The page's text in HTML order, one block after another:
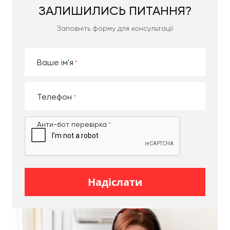
Вантажники фірми надають клієнтам великий
перелік різного роду послуг. Це розбирання ліжок
та їх надійна упаковка, мувінг до потрібного місця
перевозимо у зібраному вигляді, але це
Якщо ж ліжко габаритне, варто розуміти, що у
отвори. Тому наші вантажники частково або
повністю його розбиратимуть. Можете не
хвилюватися про збереження свого майна, адже
ми на професійному рівні навчилися виконувати
Комплексна доставка
Надаємо послуги клієнтам у комплексі. В тому
виконуємо надійне пакуваннямайна клієнтів.
ЗАЛИШИЛИСЬ ПИТАННЯ?
Заповніть форму для консультації
Ваше ім'я
Телефон
Анти-бот перевірка
Надіслати